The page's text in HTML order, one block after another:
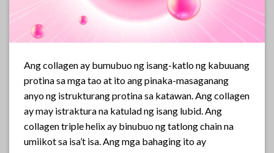
Ang collagen ay bumubuo ng isang-katlo ng kabuuang
protina sa mga tao at ito ang pinaka-masaganang
anyo ng istrukturang protina sa katawan. Ang collagen
ay may istraktura na katulad ng isang lubid. Ang
collagen triple helix ay binubuo ng tatlong chain na
umiikot sa isa’t isa. Ang mga bahaging ito ay